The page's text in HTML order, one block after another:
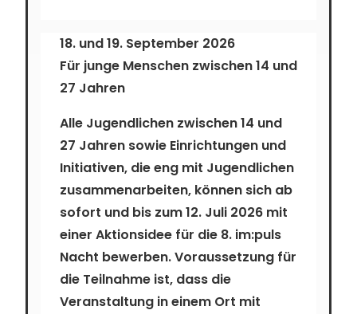
18. und 19. September 2026
Für junge Menschen zwischen 14 und
27 Jahren
Alle Jugendlichen zwischen 14 und
27 Jahren sowie Einrichtungen und
Initiativen, die eng mit Jugendlichen
zusammenarbeiten, können sich ab
sofort und bis zum12. Juli 2026 mit
einer Aktionsidee für die 8. im:puls
Nacht bewerben. Voraussetzung für
die Teilnahme ist, dass die
Veranstaltung in einem Ort mit